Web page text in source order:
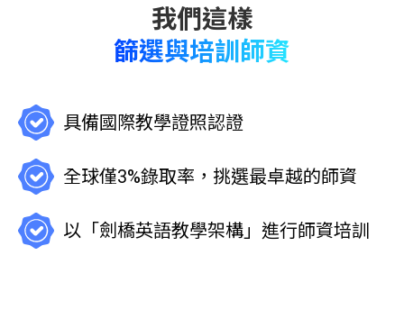
篩選與培訓師資
具備國際教學證照認證
全球僅3%錄取率，挑選最卓越的師資
以「劍橋英語教學架構」進行師資培訓